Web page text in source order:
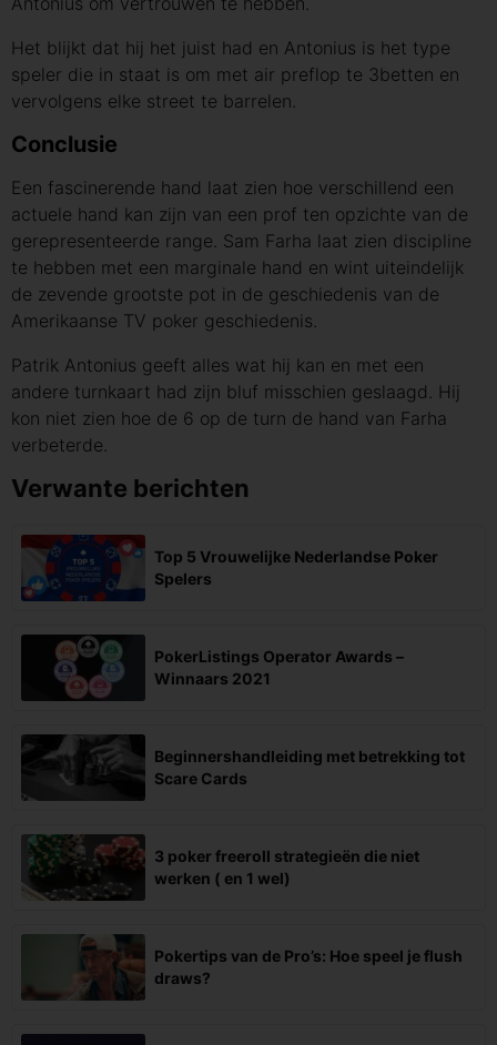
Het blijkt dat hij het juist had en Antonius is het type
speler die in staat is om met air preflop te 3betten en
vervolgens elke street te barrelen.
Conclusie
Een fascinerende hand laat zien hoe verschillend een
actuele hand kan zijn van een prof ten opzichte van de
gerepresenteerde range. Sam Farha laat zien discipline
te hebben met een marginale hand en wint uiteindelijk
de zevende grootste pot in de geschiedenis van de
Amerikaanse TV poker geschiedenis.
Patrik Antonius geeft alles wat hij kan en met een
andere turnkaart had zijn bluf misschien geslaagd. Hij
kon niet zien hoe de 6 op de turn de hand van Farha
verbeterde.
Verwante berichten
Top 5 Vrouwelijke Nederlandse Poker
Spelers
PokerListings Operator Awards –
Winnaars 2021
Beginnershandleiding met betrekking tot
Scare Cards
3 poker freeroll strategieën die niet
werken ( en 1 wel)
Pokertips van de Pro’s: Hoe speel je flush
draws?